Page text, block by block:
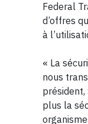
Federal
d’offres
à
« La
nous
président,
plus la